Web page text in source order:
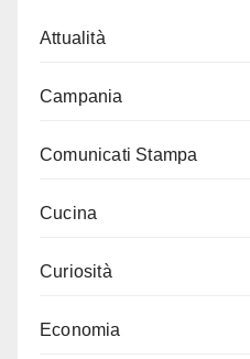
Attualità
Campania
Comunicati Stampa
Cucina
Curiosità
Economia